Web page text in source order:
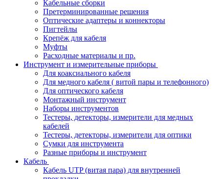
Кабельные сборки
Претерминированные решения
Оптические адаптеры и коннекторы
Пигтейлы
Крепёж для кабеля
Муфты
Расходные материалы и пр.
Инструмент и измерительные приборы
Для коаксиального кабеля
Для медного кабеля ( витой пары и телефонного)
Для оптического кабеля
Монтажный инструмент
Наборы инструментов
Тестеры, детекторы, измерители для медных
кабелей
Тестеры, детекторы, измерители для оптики
Сумки для инструмента
Разные приборы и инструмент
Кабель
Кабель UTP (витая пара) для внутренней